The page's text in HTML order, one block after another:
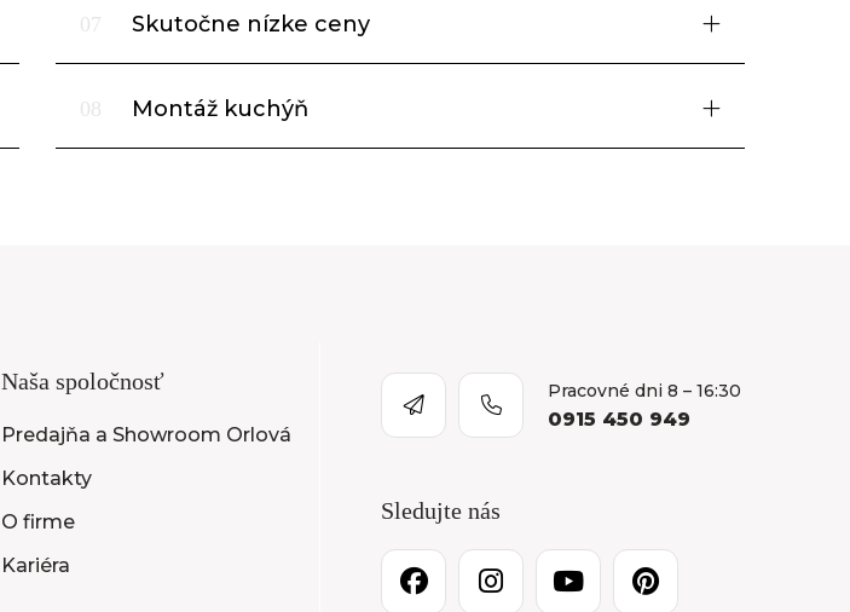
07 Skutočne nízke ceny
08 Montáž kuchýň
Naša spoločnosť
Predajňa a Showroom Orlová
Kontakty
O firme
Kariéra
Pracovné dni 8 – 16:30
0915 450 949
Sledujte nás